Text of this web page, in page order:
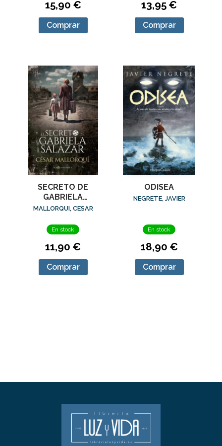
15,90 €
Comprar
13,95 €
Comprar
SECRETO DE
GABRIELA
SALAZAR, EL
MALLORQUI, CESAR
En stock
11,90 €
Comprar
ODISEA
NEGRETE, JAVIER
En stock
18,90 €
Comprar